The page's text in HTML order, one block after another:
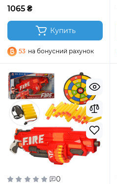
1065 ₴
Купить
53 на бонусний рахунок
0